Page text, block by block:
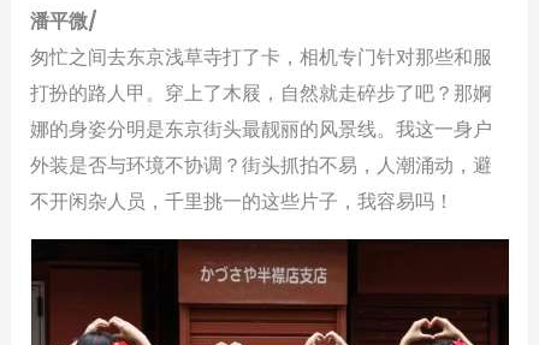
潘平微/
匆忙之间去东京浅草寺打了卡，相机专门针对那些和服
打扮的路人甲。穿上了木屐，自然就走碎步了吧？那婀
娜的身姿分明是东京街头最靓丽的风景线。我这一身户
外装是否与环境不协调？街头抓拍不易，人潮涌动，避
不开闲杂人员，千里挑一的这些片子，我容易吗！